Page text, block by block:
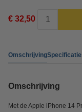
€ 32,50
Omschrijving
Omschrijving
Met de Apple iPhone 14